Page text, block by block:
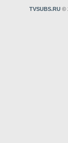
TVSUBS.RU ©